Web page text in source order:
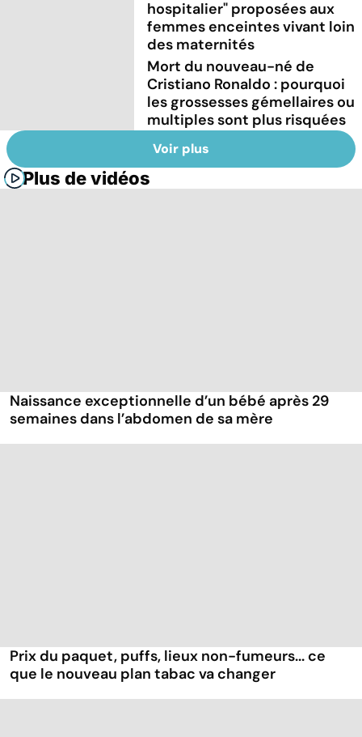
hospitalier" proposées aux
femmes enceintes vivant loin
des maternités
Mort du nouveau-né de
Cristiano Ronaldo : pourquoi
les grossesses gémellaires ou
multiples sont plus risquées
Voir plus
Plus de vidéos
Naissance exceptionnelle d’un bébé après 29
semaines dans l’abdomen de sa mère
Prix du paquet, puffs, lieux non-fumeurs... ce
que le nouveau plan tabac va changer